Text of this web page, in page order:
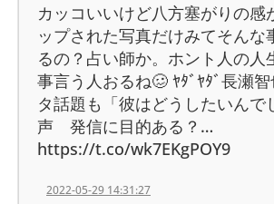
カッコいいけど八方塞がりの感
ップされた写真だけみてそんな
るの？占い師か。ホント人の人
事言う人おるね🥴 ﾔﾀﾞﾔﾀﾞ長瀬
タ話題も「彼はどうしたいんで
声 発信に目的ある？…
https://t.co/wk7EKgPOY9
2022-05-29 14:31:27